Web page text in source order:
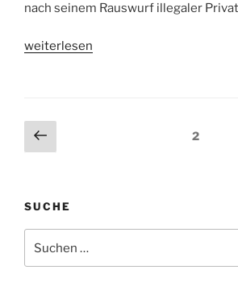
nach seinem Rauswurf illegaler
„Hörspieltipp:
amerikanische
Freund.
Peuckert.
26.11.2016,
weiterlesen
Seitennummerierung
der
Vorherige
Seite
Seite2
SUCHE
nach: